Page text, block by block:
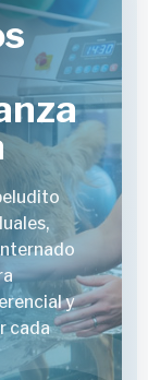
y
cada